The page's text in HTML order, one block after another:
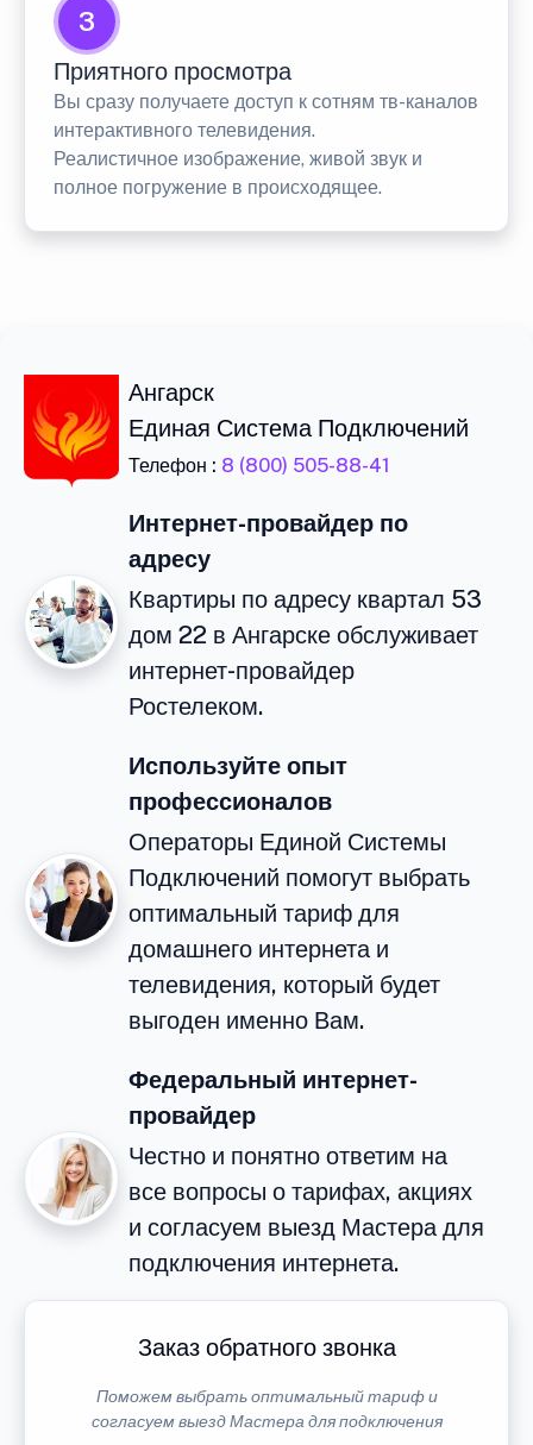
3
Приятного просмотра
Вы сразу получаете доступ к сотням тв-каналов
интерактивного телевидения.
Реалистичное изображение, живой звук и
полное погружение в происходящее.
Ангарск
Единая Система Подключений
Телефон : 8 (800) 505-88-41
Интернет-провайдер по
адресу
Квартиры по адресу квартал 53
дом 22 в Ангарске обслуживает
интернет-провайдер
Ростелеком.
Используйте опыт
профессионалов
Операторы Единой Системы
Подключений помогут выбрать
оптимальный тариф для
домашнего интернета и
телевидения, который будет
выгоден именно Вам.
Федеральный интернет-
провайдер
Честно и понятно ответим на
все вопросы о тарифах, акциях
и согласуем выезд Мастера для
подключения интернета.
Заказ обратного звонка
Поможем выбрать оптимальный тариф и
согласуем выезд Мастера для подключения